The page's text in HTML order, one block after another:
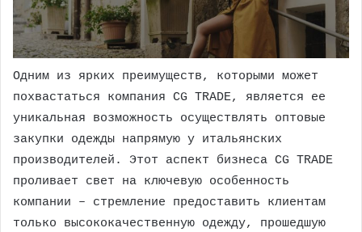
Одним из ярких преимуществ, которыми может
похвастаться компания CG TRADE, является ее
уникальная возможность осуществлять оптовые
закупки одежды напрямую у итальянских
производителей. Этот аспект бизнеса CG TRADE
проливает свет на ключевую особенность
компании – стремление предоставить клиентам
только высококачественную одежду, прошедшую